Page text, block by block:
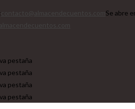
Se abre
pestaña
pestaña
pestaña
pestaña